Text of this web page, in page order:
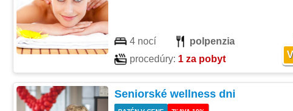
4 nocí
polpenzia
procedúry: 1 za pobyt
Seniorské wellness dni